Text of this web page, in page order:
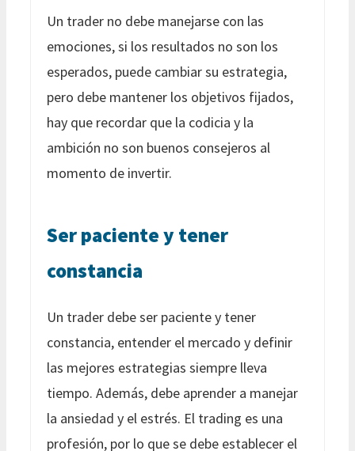
Un trader no debe manejarse con las
emociones, si los resultados no son los
esperados, puede cambiar su estrategia,
pero debe mantener los objetivos fijados,
hay que recordar que la codicia y la
ambición no son buenos consejeros al
momento de invertir.
Ser paciente y tener
constancia
Un trader debe ser paciente y tener
constancia, entender el mercado y definir
las mejores estrategias siempre lleva
tiempo. Además, debe aprender a manejar
la ansiedad y el estrés. El trading es una
profesión, por lo que se debe establecer el